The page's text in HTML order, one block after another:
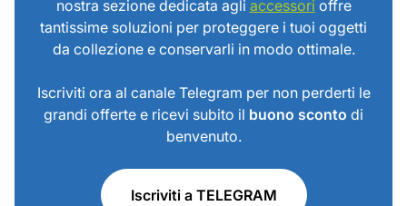
nostra sezione dedicata agli accessori offre
tantissime soluzioni per proteggere i tuoi oggetti
da collezione e conservarli in modo ottimale.
Iscriviti ora al canale Telegram per non perderti le
grandi offerte e ricevi subito il buono sconto di
benvenuto.
Iscriviti a TELEGRAM